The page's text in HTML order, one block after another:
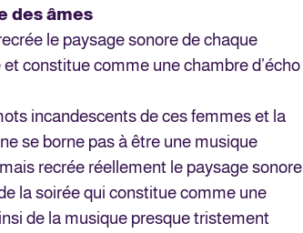
des âmes
le paysage sonore de chaque
constitue comme une chambre d’écho
incandescents de ces femmes et la
se borne pas à être une musique
recrée réellement le paysage sonore
la soirée qui constitue comme une
de la musique presque tristement